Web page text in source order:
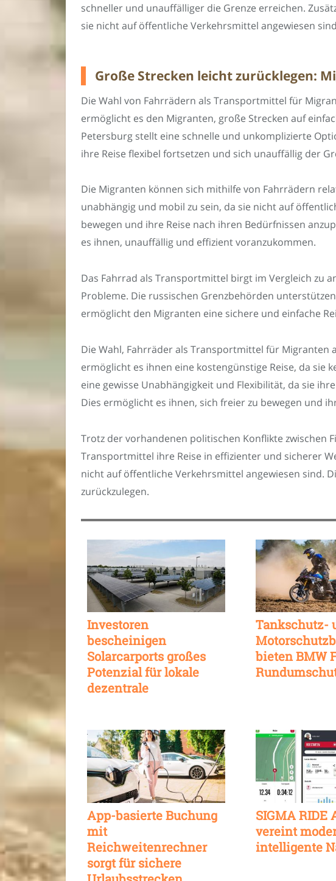
schneller und unauffälliger die Grenze erreichen.
sie nicht auf öffentliche Verkehrsmittel angewiesen
Große Strecken leicht zurücklegen:
Die Wahl von Fahrrädern als Transportmittel für
ermöglicht es den Migranten, große Strecken auf
Petersburg stellt eine schnelle und unkomplizierte
ihre Reise flexibel fortsetzen und sich unauffällig der
Die Migranten können sich mithilfe von Fahrrädern
unabhängig und mobil zu sein, da sie nicht auf
bewegen und ihre Reise nach ihren Bedürfnissen
es ihnen, unauffällig und effizient voranzukommen.
Das Fahrrad als Transportmittel birgt im Vergleich zu
Probleme. Die russischen Grenzbehörden
ermöglicht den Migranten eine sichere und einfache
Die Wahl, Fahrräder als Transportmittel für Migranten
ermöglicht es ihnen eine kostengünstige Reise, da sie
eine gewisse Unabhängigkeit und Flexibilität, da sie
Dies ermöglicht es ihnen, sich freier zu bewegen und
Trotz der vorhandenen politischen Konflikte zwischen
Transportmittel ihre Reise in effizienter und sicherer
nicht auf öffentliche Verkehrsmittel angewiesen sind.
zurückzulegen.
Investoren
bescheinigen
Solarcarports großes
Potenzial für lokale
dezentrale
Tankschutz-
bieten BMW
App-basierte Buchung
mit
Reichweitenrechner
sorgt für sichere
SIGMA RIDE
vereint
intelligente